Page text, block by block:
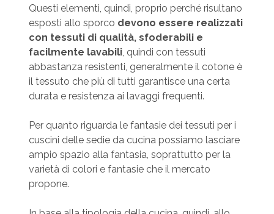
Questi elementi, quindi, proprio perché risultano
esposti allo sporco devono essere realizzati
con tessuti di qualità, sfoderabili e
facilmente lavabili, quindi con tessuti
abbastanza resistenti, generalmente il cotone è
il tessuto che più di tutti garantisce una certa
durata e resistenza ai lavaggi frequenti.
Per quanto riguarda le fantasie dei tessuti per i
cuscini delle sedie da cucina possiamo lasciare
ampio spazio alla fantasia, soprattutto per la
varietà di colori e fantasie che il mercato
propone.